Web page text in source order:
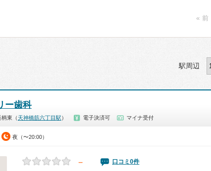
« 前
駅周辺
ー歯科
東（ 天神橋筋六丁目駅 ） 電子決済可 マイナ受付
夜（〜20:00）
－ 口コミ0件